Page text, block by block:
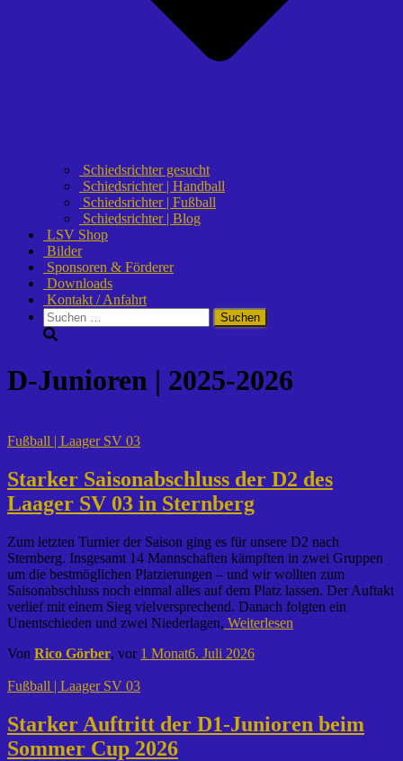
Schiedsrichter gesucht
Schiedsrichter | Handball
Schiedsrichter | Fußball
Schiedsrichter | Blog
LSV Shop
Bilder
Sponsoren & Förderer
Downloads
Kontakt / Anfahrt
Suchen
nach:
D-Junioren | 2025-2026
Fußball | Laager SV 03
Starker Saisonabschluss der D2 des
Laager SV 03 in Sternberg
Zum letzten Turnier der Saison ging es für unsere D2 nach
Sternberg. Insgesamt 14 Mannschaften kämpften in zwei Gruppen
um die bestmöglichen Platzierungen – und wir wollten zum
Saisonabschluss noch einmal alles auf dem Platz lassen. Der Auftakt
verlief mit einem Sieg vielversprechend. Danach folgten ein
Unentschieden und zwei Niederlagen, Weiterlesen
Von Rico Görber, vor 1 Monat6. Juli 2026
Fußball | Laager SV 03
Starker Auftritt der D1-Junioren beim
Sommer Cup 2026